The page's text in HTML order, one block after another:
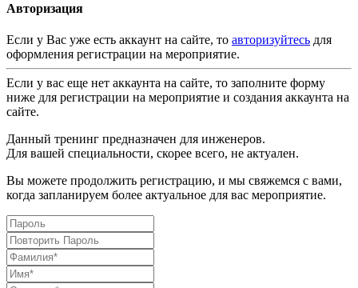
Авторизация
Если у Вас уже есть аккаунт на сайте, то авторизуйтесь для
оформления регистрации на мероприятие.
Если у вас еще нет аккаунта на сайте, то заполните форму
ниже для регистрации на мероприятие и создания аккаунта на
сайте.
Данный тренинг предназначен для инженеров.
Для вашей специальности, скорее всего, не актуален.
Вы можете продолжить регистрацию, и мы свяжемся с вами,
когда запланируем более актуальное для вас мероприятие.